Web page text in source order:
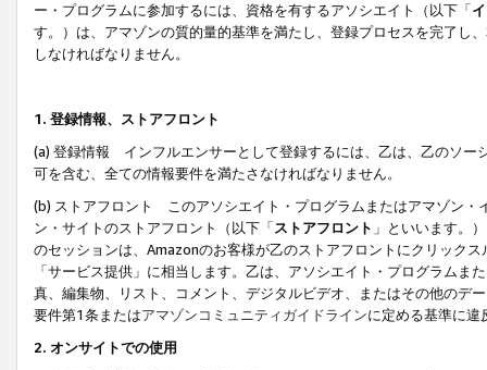
ー・プログラムに参加するには、資格を有するアソシエイト（以下「
す。）は、アマゾンの質的量的基準を満たし、登録プロセスを完了し、
しなければなりません。
1. 登録情報、ストアフロント
(a) 登録情報 インフルエンサーとして登録するには、乙は、乙のソー
可を含む、全ての情報要件を満たさなければなりません。
(b) ストアフロント このアソシエイト・プログラムまたはアマゾン・
ン・サイトのストアフロント（以下「ストアフロント 」といいます。
のセッションは、Amazonのお客様が乙のストアフロントにクリック
「サービス提供」に相当します。乙は、アソシエイト・プログラム
真、編集物、リスト、コメント、デジタルビデオ、またはその他のデ
要件第1条またはアマゾンコミュニティガイドラインに定める基準に違
2. オンサイトでの使用